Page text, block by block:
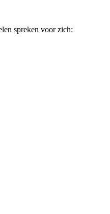
spreken voor zich: